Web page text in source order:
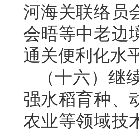
河海关联络员
会晤等中老边
通关便利化水
（十六）
强水稻育种、
农业等领域技